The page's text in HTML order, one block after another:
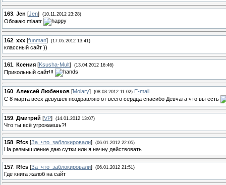
163 Jen [Jеn] (10.11.2012 23:28)
Обожаю mlaatr
162 xxx [funman] (17.05.2012 13:41)
классный сайт ))
161 Ксения [Ksusha-Mult] (13.04.2012 16:46)
Прикольный сайт!!!
160 Алексей Любенков [Molary] (08.03.2012 11:02) E-mail
С 8 марта всех девушек поздравляю от всего сердца спасибо Девчата что вы есть
159 Дмитрий [VP] (14.01.2012 13:07)
Что ты всё угрожаешь?!
158 Rfcs [За_что_заблокировали] (06.01.2012 22:05)
На размышление даю сутки или я начну действовать
157 Rfcs [За_что_заблокировали] (06.01.2012 21:51)
Где книга жалоб на сайт